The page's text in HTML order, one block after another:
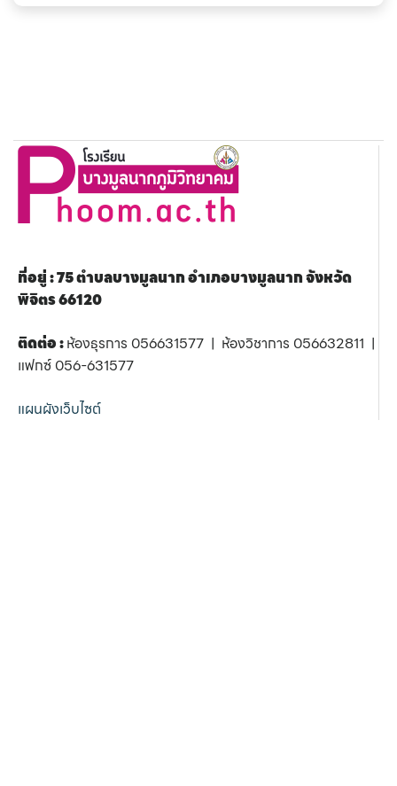
ที่อยู่ : 75 ตำบลบางมูลนาก อำเภอบางมูลนาก จังหวัด
พิจิตร 66120
ติดต่อ :ห้องธุรการ 056631577 | ห้องวิชาการ 056632811 |
แฟกซ์ 056-631577
แผนผังเว็บไซต์